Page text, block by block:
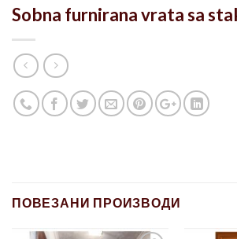
Sobna furnirana vrata sa
ПОВЕЗАНИ ПРОИЗВОДИ